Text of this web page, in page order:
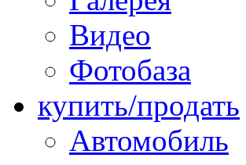
Видео
Фотобаза
купить/продать
Автомобиль